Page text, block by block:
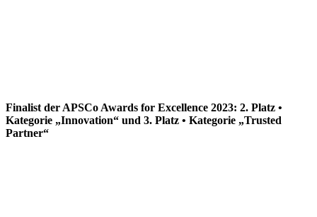
Finalist der APSCo Awards for Excellence 2023: 2. Platz •
Kategorie „Innovation“ und 3. Platz • Kategorie „Trusted
Partner“